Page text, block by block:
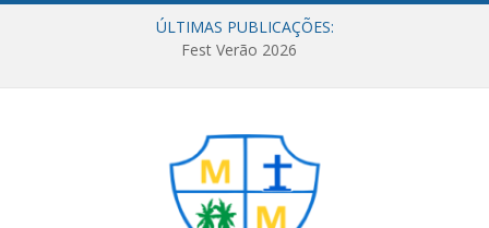
ÚLTIMAS PUBLICAÇÕES:
Fest Verão 2026